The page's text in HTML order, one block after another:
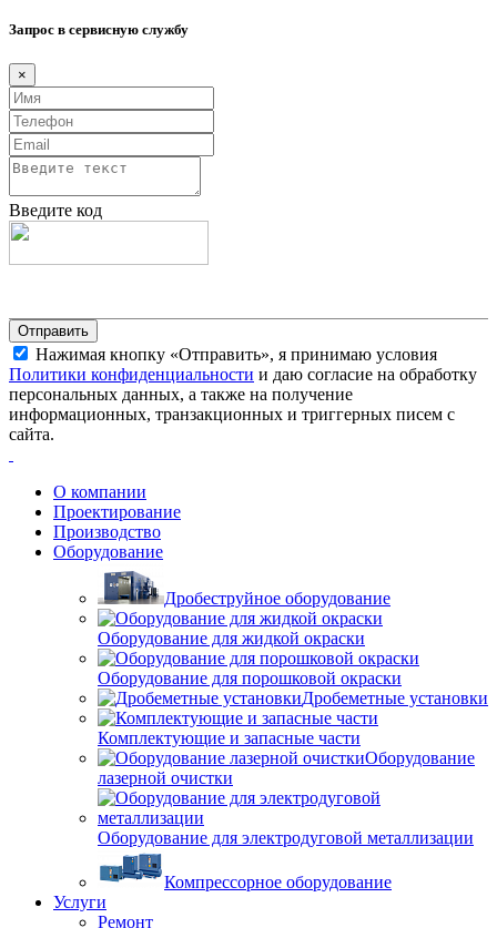
Запрос в сервисную службу
×
Введите код
Нажимая кнопку «Отправить», я принимаю условия
Политики конфиденциальности и даю согласие на обработку
персональных данных, а также на получение
информационных, транзакционных и триггерных писем с
сайта.
О компании
Проектирование
Производство
Оборудование
Дробеструйное оборудование
Оборудование для жидкой окраски
Оборудование для порошковой окраски
Дробеметные установки
Комплектующие и запасные части
Оборудование
лазерной очистки
Оборудование для электродуговой металлизации
Компрессорное оборудование
Услуги
Ремонт